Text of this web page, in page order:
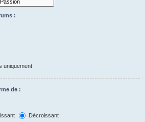
:
uniquement
de :
Décroissant